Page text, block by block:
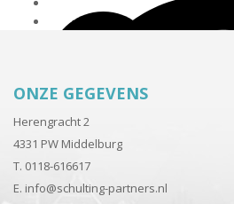
ONZE GEGEVENS
Herengracht 2
4331 PW Middelburg
T. 0118-616617
E. info@schulting-partners.nl